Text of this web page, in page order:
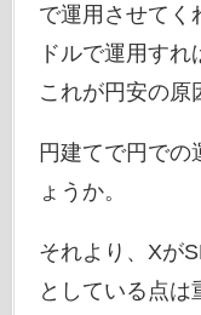
で運用させてく
ドルで運用すれ
これが円安の原
円建てで円での
ょうか。
それより、Xが
としている点は